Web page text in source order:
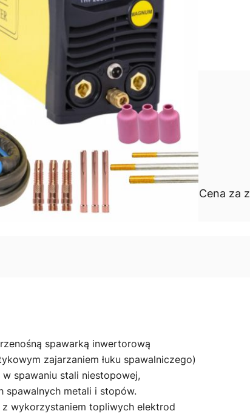
Wkrętarka Procraft zasilanie
akumulatorowe 20 V PA18Pro
195,00 zł
Cena za
spawarką inwertorową
zajarzaniem łuku spawalniczego)
w spawaniu stali niestopowej,
spawalnych metali i stopów.
wykorzystaniem topliwych elektrod